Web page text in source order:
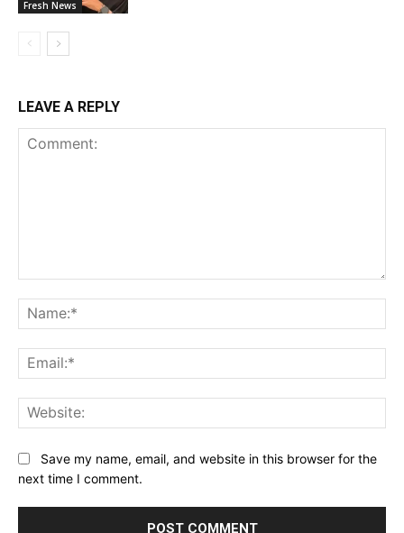
Fresh News
LEAVE A REPLY
Save my name, email, and website in this browser for the
next time I comment.